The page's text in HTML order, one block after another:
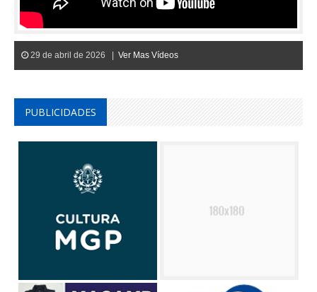
29 de abril de 2026 | Ver Mas Vídeos
PUBLICIDADES